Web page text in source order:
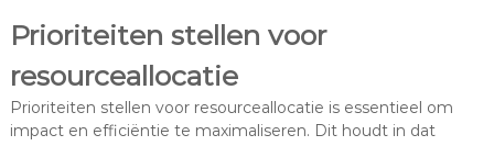
Prioriteiten stellen voor
resourceallocatie
Prioriteiten stellen voor resourceallocatie is essentieel om
impact en efficiëntie te maximaliseren. Dit houdt in dat